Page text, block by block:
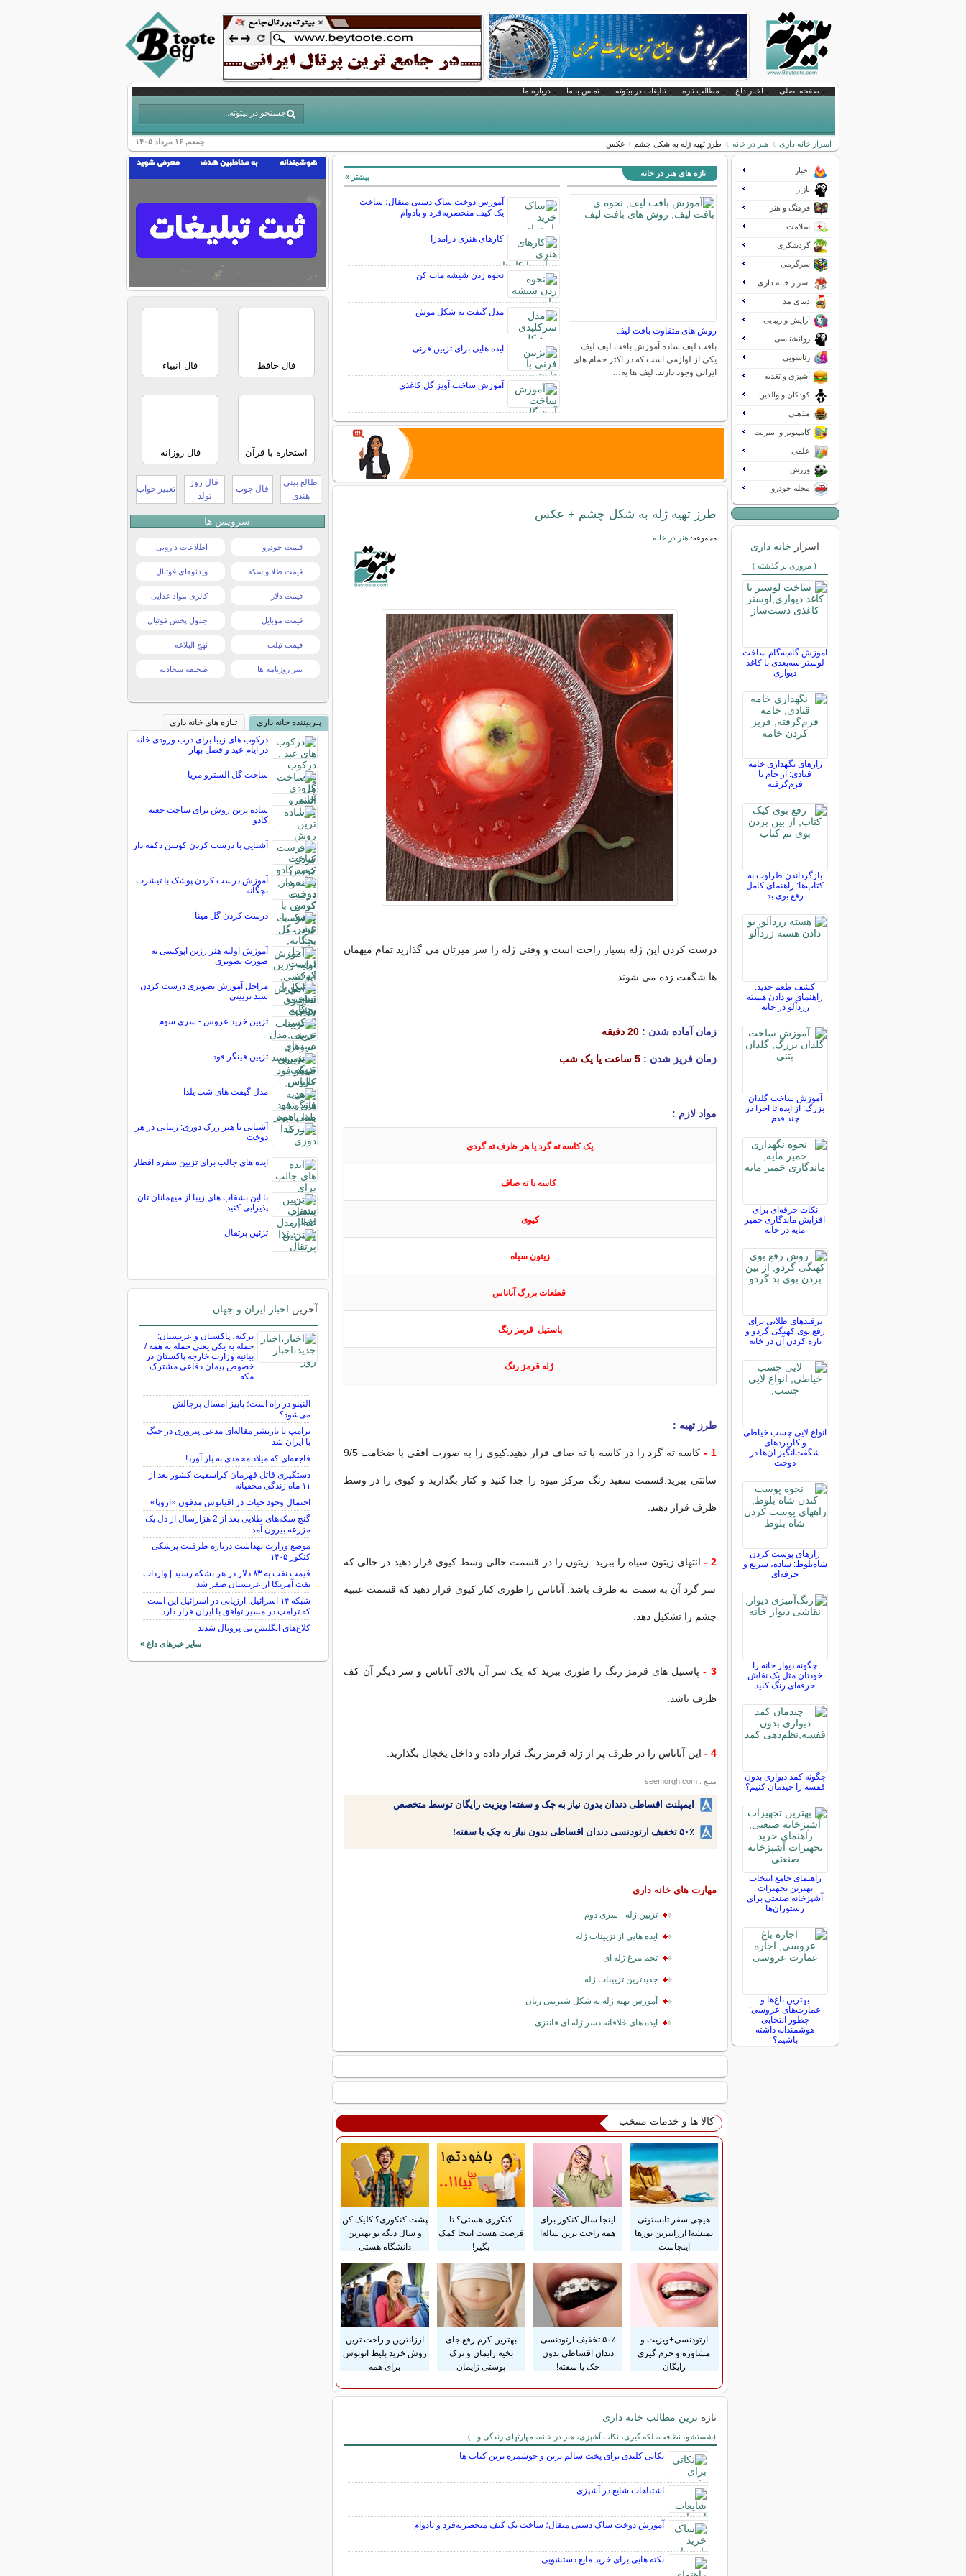
صفحه اصلی اخبار داغ مطالب تازه تبلیغات در بیتوته تماس با ما درباره ما
جمعه, ۱۶ مرداد ۱۴۰۵ اسرار خانه داری هنر در خانه طرز تهیه ژله به شکل چشم + عکس
تازه های هنر در خانه
روش های متفاوت بافت لیف
بافت لیف ساده آموزش بافت لیف لیف
یکی از لوازمی است که در اکثر حمام های
ایرانی وجود دارند. لیف ها به…
آموزش دوخت ساک دستی متقال؛ ساخت
یک کیف منحصربه‌فرد و بادوام
کارهای هنری درآمدزا
نحوه زدن شیشه مات کن
مدل گیفت به شکل موش
ایده هایی برای تزیین فرنی
آموزش ساخت آویز گل کاغذی
بیشتر »
طرز تهیه ژله به شکل چشم + عکس
مجموعه: هنر در خانه
درست کردن این ژله بسیار راحت است و وقتی ژله را سر میزتان می گذارید تمام میهمان
ها شگفت زده می شوند.
زمان آماده شدن :20 دقیقه
زمان فریز شدن : 5 ساعت یا یک شب
مواد لازم :
یک کاسه ته گرد یا هر ظرف ته گردی
کاسه با ته صاف
کیوی
زیتون سیاه
قطعات بزرگ آناناس
پاستیل قرمز رنگ
ژله قرمز رنگ
طرز تهیه :
1 - کاسه ته گرد را در کاسه با ته صاف قرار دهید.کیوی را به صورت افقی با ضخامت 9/5
سانتی ببرید.قسمت سفید رنگ مرکز میوه را جدا کنید و کنار بگذارید و کیوی را در وسط
ظرف قرار دهید.
2 - انتهای زیتون سیاه را ببرید. زیتون را در قسمت خالی وسط کیوی قرار دهید در حالی که
سر گرد آن به سمت ته ظرف باشد. آناناس را طوری کنار کیوی قرار دهید که قسمت عنبیه
چشم را تشکیل دهد.
3 - پاستیل های قرمز رنگ را طوری ببرید که یک سر آن بالای آناناس و سر دیگر آن کف
ظرف باشد.
4 - این آناناس را در ظرف پر از ژله قرمز رنگ قرار داده و داخل یخچال بگذارید.
منبع : seemorgh.com
ایمپلنت اقساطی دندان بدون نیاز به چک و سفته! ویزیت رایگان توسط متخصص
۵۰٪ تخفیف ارتودنسی دندان اقساطی بدون نیاز به چک یا سفته!
مهارت های خانه داری
تزیین ژله - سری دوم
ایده هایی از تزیینات ژله
تخم مرغ ژله ای
جدیدترین تزیینات ژله
آموزش تهیه ژله به شکل شیرینی زبان
ایده های خلاقانه دسر ژله ای فانتزی
کالا ها و خدمات منتخب
هیچی سفر تابستونی
نمیشه! ارزانترین تورها
اینجاست
اینجا سال کنکور برای
همه راحت ترین ساله!
کنکوری هستی؟ تا
فرصت هست اینجا کمک
بگیر!
پشت کنکوری؟ کلیک کن
و سال دیگه تو بهترین
دانشگاه هستی
ارتودنسی+ویزیت و
مشاوره و جرم گیری
رایگان
۵۰٪ تخفیف ارتودنسی
دندان اقساطی بدون
چک یا سفته!
بهترین کرم رفع جای
بخیه زایمان و ترک
پوستی زایمان
ارزانترین و راحت ترین
روش خرید بلیط اتوبوس
برای همه
تازه ترین مطالب خانه داری
(شستشو، نظافت، لکه گیری، نکات آشپزی، هنر در خانه، مهارتهای زندگی و...)
سایر مطالب خانه داری
نکاتی کلیدی برای پخت سالم ترین و خوشمزه ترین کباب ها
اشتباهات شایع در آشپزی
آموزش دوخت ساک دستی متقال؛ ساخت یک کیف منحصربه‌فرد و بادوام
نکته هایی برای خرید مایع دستشویی
اخبار
بازار
فرهنگ و هنر
سلامت
گردشگری
سرگرمی
اسرار خانه داری
دنیای مد
آرایش و زیبایی
روانشناسی
زناشویی
آشپزی و تغذیه
کودکان و والدین
مذهبی
کامپیوتر و اینترنت
علمی
ورزش
مجله خودرو
اسرار خانه داری
( مروری بر گذشته )
آموزش گام‌به‌گام ساخت
لوستر سه‌بعدی با کاغذ
دیواری
رازهای نگهداری خامه
قنادی: از خام تا
فرم‌گرفته
بازگرداندن طراوت به
کتاب‌ها: راهنمای کامل
رفع بوی بد
کشف طعم جدید:
راهنمای بو دادن هسته
زردآلو در خانه
آموزش ساخت گلدان
بزرگ: از ایده تا اجرا در
چند قدم
نکات حرفه‌ای برای
افزایش ماندگاری خمیر
مایه در خانه
ترفندهای طلایی برای
رفع بوی کهنگی گردو و
تازه کردن آن در خانه
انواع لایی چسب خیاطی
و کاربردهای
شگفت‌انگیز آن‌ها در
دوخت
رازهای پوست کردن
شاه‌بلوط: ساده، سریع و
حرفه‌ای
چگونه دیوار خانه را
خودتان مثل یک نقاش
حرفه‌ای رنگ کنید
چگونه کمد دیواری بدون
قفسه را چیدمان کنیم؟
راهنمای جامع انتخاب
بهترین تجهیزات
آشپزخانه صنعتی برای
رستوران‌ها
بهترین باغ‌ها و
عمارت‌های عروسی:
چطور انتخابی
هوشمندانه داشته
باشیم؟
فال حافظ فال انبیاء
استخاره با قرآن فال روزانه
طالع بینی
هندی
فال چوب
فال روز
تولد
تعبیر خواب
سرویس ها
قیمت خودرو اطلاعات دارویی
قیمت طلا و سکه ویدئوهای فوتبال
قیمت دلار کالری مواد غذایی
قیمت موبایل جدول پخش فوتبال
قیمت تبلت نهج البلاغه
تیتر روزنامه ها صحیفه سجادیه
پـربیننده خانه داری
تـازه های خانه داری
درکوب های زیبا برای درب ورودی خانه
در ایام عید و فصل بهار
ساخت گل آلسترو مریا
ساده ترین روش برای ساخت جعبه
کادو
آشنایی با درست کردن کوسن دکمه دار
آموزش درست کردن پوشک با تیشرت
بچگانه
درست کردن گل مینا
آموزش اولیه هنر رزین اپوکسی به
صورت تصویری
مراحل آموزش تصویری درست کردن
سبد تزیینی
تزیین خرید عروس - سری سوم
تزیین فینگر فود
مدل گیفت های شب یلدا
آشنایی با هنر زرک دوزی: زیبایی در هر
دوخت
ایده های جالب برای تزیین سفره افطار
با این بشقاب های زیبا از میهمانان تان
پذیرایی کنید
تزئین پرتقال
آخرین اخبار ایران و جهان
ترکیه، پاکستان و عربستان:
حمله به یکی یعنی حمله به همه /
بیانیه وزارت خارجه پاکستان در
خصوص پیمان دفاعی مشترک
مکه
النینو در راه است؛ پاییز امسال پرچالش
می‌شود؟
ترامپ با بازنشر مقاله‌ای مدعی پیروزی در جنگ
با ایران شد
فاجعه‌ای که میلاد محمدی به بار آورد!
دستگیری قاتل قهرمان کراسفیت کشور بعد از
۱۱ ماه زندگی مخفیانه
احتمال وجود حیات در اقیانوس مدفون «اروپا»
گنج سکه‌های طلایی بعد از 2 هزارسال از دل یک
مزرعه بیرون آمد
موضع وزارت بهداشت درباره ظرفیت پزشکی
کنکور ۱۴۰۵
قیمت نفت به ۸۳ دلار در هر بشکه رسید | واردات
نفت آمریکا از عربستان صفر شد
شبکه ۱۴ اسرائیل: ارزیابی در اسرائیل این است
که ترامپ در مسیر توافق با ایران قرار دارد
کلاغ‌های انگلیس بی پروبال شدند
سایر خبرهای داغ »